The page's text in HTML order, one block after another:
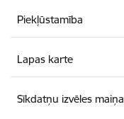
Piekļūstamība
Lapas karte
Sīkdatņu izvēles maiņa